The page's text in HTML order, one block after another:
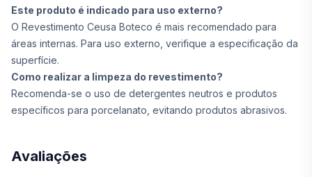
Este produto é indicado para uso externo?
O Revestimento Ceusa Boteco é mais recomendado para
áreas internas. Para uso externo, verifique a especificação da
superfície.
Como realizar a limpeza do revestimento?
Recomenda-se o uso de detergentes neutros e produtos
específicos para porcelanato, evitando produtos abrasivos.
Avaliações